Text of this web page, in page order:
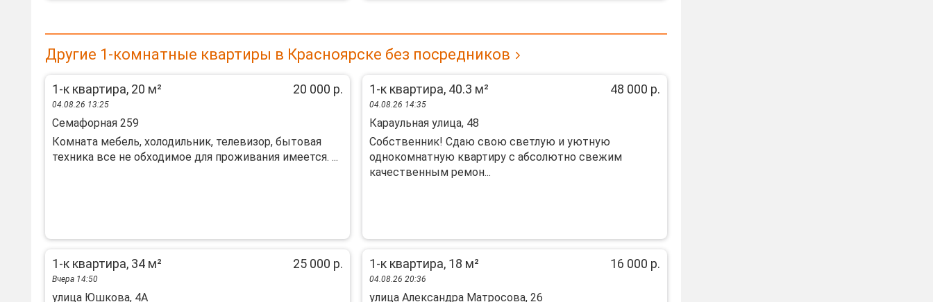
Другие 1-комнатные квартиры в Красноярске без посредников
1-к квартира, 20 м² 20 000 р.
04.08.26 13:25
Семафорная 259
Комната мебель, холодильник, телевизор, бытовая
техника все не обходимое для проживания имеется. ...
1-к квартира, 40.3 м² 48 000 р.
04.08.26 14:35
Караульная улица, 48
Собственник! Сдаю свою светлую и уютную
однокомнатную квартиру с абсолютно свежим
качественным ремон...
1-к квартира, 34 м² 25 000 р.
Вчера 14:50
улица Юшкова, 4А
1-к квартира, 18 м² 16 000 р.
04.08.26 20:36
улица Александра Матросова, 26